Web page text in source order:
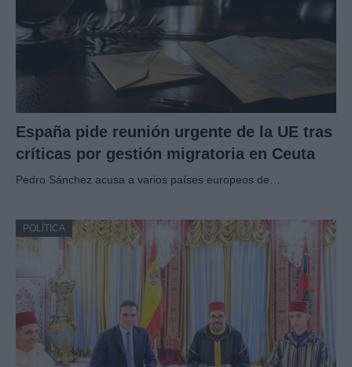
España pide reunión urgente de la UE tras
críticas por gestión migratoria en Ceuta
Pedro Sánchez acusa a varios países europeos de…
POLÍTICA